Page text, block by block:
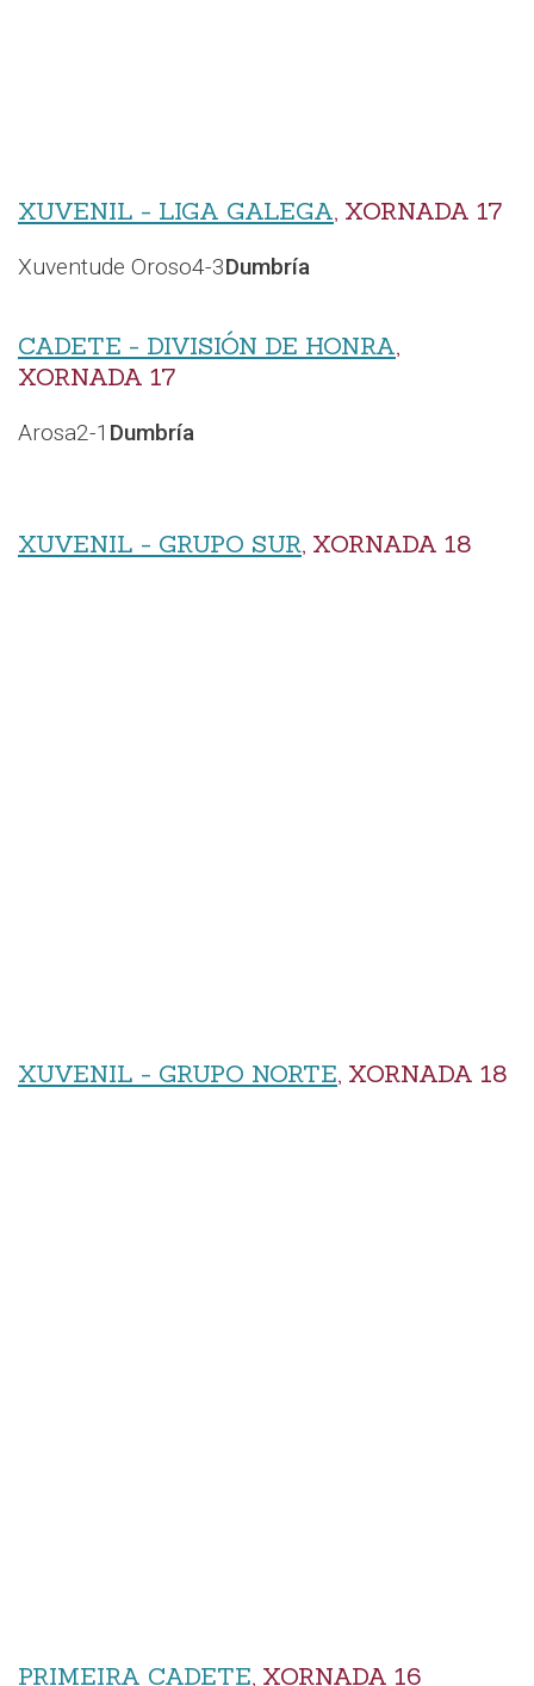
XUVENIL - LIGA GALEGA, XORNADA 17
Xuventude Oroso4-3Dumbría
CADETE - DIVISIÓN DE HONRA,
XORNADA 17
Arosa2-1 Dumbría
XUVENIL - GRUPO SUR, XORNADA 18
XUVENIL - GRUPO NORTE, XORNADA 18
PRIMEIRA CADETE, XORNADA 16